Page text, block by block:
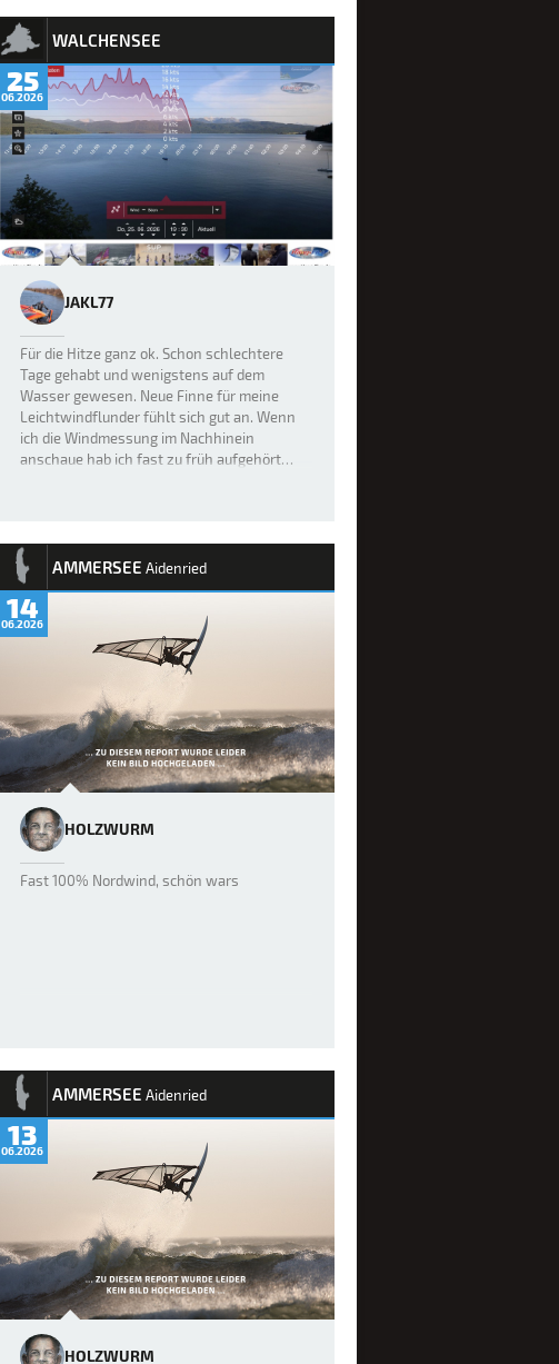
WALCHENSEE
25
06.2026
JAKL77
Für die Hitze ganz ok. Schon schlechtere
Tage gehabt und wenigstens auf dem
Wasser gewesen. Neue Finne für meine
Leichtwindflunder fühlt sich gut an. Wenn
ich die Windmessung im Nachhinein
anschaue hab ich fast zu früh aufgehört…
AMMERSEE Aidenried
14
06.2026
HOLZWURM
Fast 100% Nordwind, schön wars
AMMERSEE Aidenried
13
06.2026
HOLZWURM